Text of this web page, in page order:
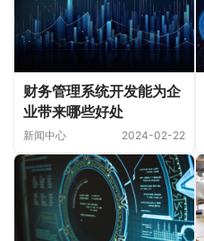
财务管理系统开发能为企
业带来哪些好处
新闻中心 2024-02-22